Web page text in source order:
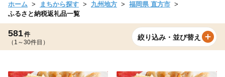
ホーム まちから探す 九州地方
福岡県 直方市
ふるさと納税返礼品一覧
581件
（1～30件目）
絞り込み・並び替え